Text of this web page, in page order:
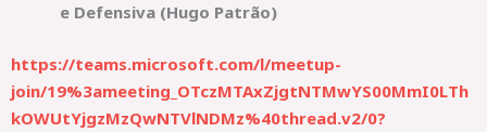
e Defensiva (Hugo Patrão)
https://teams.microsoft.com/l/meetup-
join/19%3ameeting_OTczMTAxZjgtNTMwYS00MmI0LTh
kOWUtYjgzMzQwNTVlNDMz%40thread.v2/0?